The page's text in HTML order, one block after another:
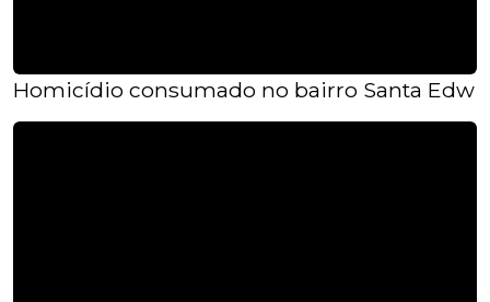
Homicídio consumado no bairro Santa